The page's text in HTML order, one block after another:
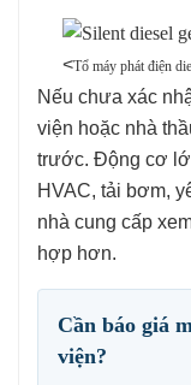
<Tổ máy phát điện
Nếu chưa xác
viện hoặc nhà
trước. Động cơ
HVAC, tải bơm,
nhà cung cấp
hợp hơn.
Cần báo giá
viện?